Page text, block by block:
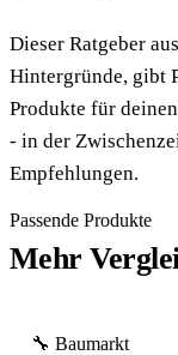
Dieser Ratgeber
Hintergründe, gibt
Produkte für
- in der
Empfehlungen.
Passende Produkte
Mehr
🔧 Baumarkt